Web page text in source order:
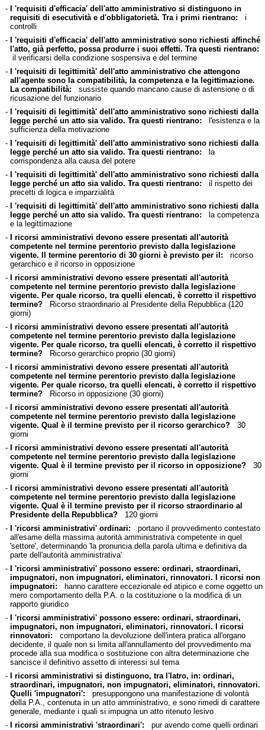
- I 'requisiti d'efficacia' dell'atto amministrativo si distinguono in
requisiti di esecutività e d'obbligatorietà. Tra i primi rientrano: i
controlli
- I 'requisiti d'efficacia' dell'atto amministrativo sono richiesti affinché
l'atto, già perfetto, possa produrre i suoi effetti. Tra questi rientrano:
il verificarsi della condizione sospensiva e del termine
- I 'requisiti di legittimità' dell'atto amministrativo che attengono
all'agente sono la compatibilità, la competenza e la legittimazione.
La compatibilità: sussiste quando mancano cause di astensione o di
ricusazione del funzionario
- I 'requisiti di legittimità' dell'atto amministrativo sono richiesti dalla
legge perché un atto sia valido. Tra questi rientrano: l'esistenza e la
sufficienza della motivazione
- I 'requisiti di legittimità' dell'atto amministrativo sono richiesti dalla
legge perché un atto sia valido. Tra questi rientrano: la
corrispondenza alla causa del potere
- I 'requisiti di legittimità' dell'atto amministrativo sono richiesti dalla
legge perché un atto sia valido. Tra questi rientrano: il rispetto dei
precetti di logica e imparzialità
- I 'requisiti di legittimità' dell'atto amministrativo sono richiesti dalla
legge perché un atto sia valido. Tra questi rientrano: la competenza
e la legittimazione
- I ricorsi amministrativi devono essere presentati all'autorità
competente nel termine perentorio previsto dalla legislazione
vigente. Il termine perentorio di 30 giorni è previsto per il: ricorso
gerarchico e il ricorso in opposizione
- I ricorsi amministrativi devono essere presentati all'autorità
competente nel termine perentorio previsto dalla legislazione
vigente. Per quale ricorso, tra quelli elencati, è corretto il rispettivo
termine?Ricorso straordinario al Presidente della Repubblica (120
giorni)
- I ricorsi amministrativi devono essere presentati all'autorità
competente nel termine perentorio previsto dalla legislazione
vigente. Per quale ricorso, tra quelli elencati, è corretto il rispettivo
termine?Ricorso gerarchico proprio (30 giorni)
- I ricorsi amministrativi devono essere presentati all'autorità
competente nel termine perentorio previsto dalla legislazione
vigente. Per quale ricorso, tra quelli elencati, è corretto il rispettivo
termine?Ricorso in opposizione (30 giorni)
- I ricorsi amministrativi devono essere presentati all'autorità
competente nel termine perentorio previsto dalla legislazione
vigente. Qual è il termine previsto per il ricorso gerarchico?30
giorni
- I ricorsi amministrativi devono essere presentati all'autorità
competente nel termine perentorio previsto dalla legislazione
vigente. Qual è il termine previsto per il ricorso in opposizione?30
giorni
- I ricorsi amministrativi devono essere presentati all'autorità
competente nel termine perentorio previsto dalla legislazione
vigente. Qual è il termine previsto per il ricorso straordinario al
Presidente della Repubblica?120 giorni
- I 'ricorsi amministrativi' ordinari: portano il provvedimento contestato
all'esame della massima autorità amministrativa competente in quel
'settore', determinando 'la pronuncia della parola ultima e definitiva da
parte dell'autorità amministrativa'
- I 'ricorsi amministrativi' possono essere: ordinari, straordinari,
impugnatori, non impugnatori, eliminatori, rinnovatori. I ricorsi non
impugnatori: hanno carattere eccezionale ed atipico e come oggetto un
mero comportamento della P.A. o la costituzione o la modifica di un
rapporto giuridico
- I 'ricorsi amministrativi' possono essere: ordinari, straordinari,
impugnatori, non impugnatori, eliminatori, rinnovatori. I ricorsi
rinnovatori: comportano la devoluzione dell'intera pratica all'organo
decidente, il quale non si limita all'annullamento del provvedimento ma
procede alla sua modifica o sostituzione con altra determinazione che
sancisce il definitivo assetto di interessi sul tema
- I ricorsi amministrativi si distinguono, tra l'latro, in: ordinari,
straordinari, impugnatori, non impugnatori, eliminatori, rinnovatori.
Quelli 'impugnatori': presuppongono una manifestazione di volontà
della P.A., contenuta in un atto amministrativo, e sono rimedi di carattere
generale, mediante i quali si impugna un atto ritenuto lesivo
- I ricorsi amministrativi 'straordinari': pur avendo come quelli ordinari